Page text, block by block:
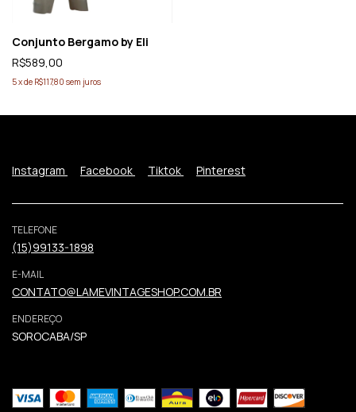
Conjunto Bergamo by Eli
R$589,00
5xde R$117,80 sem juros
Instagram Facebook Tiktok Pinterest
TELEFONE
(15)99133-1898
E-MAIL
CONTATO@LAMEVINTAGESHOP.COM.BR
ENDEREÇO
SOROCABA/SP